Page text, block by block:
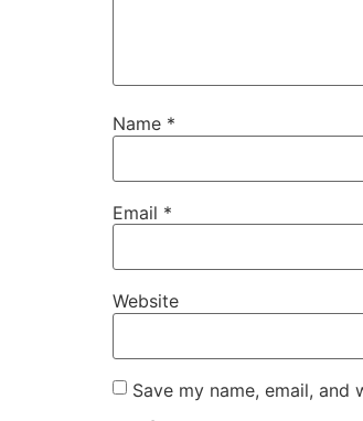
Name *
Email *
Website
Save my name, email,